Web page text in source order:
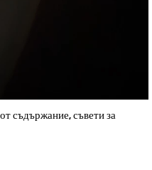
съдържание, съвети за